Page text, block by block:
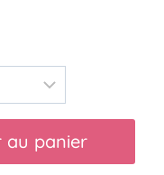
au panier